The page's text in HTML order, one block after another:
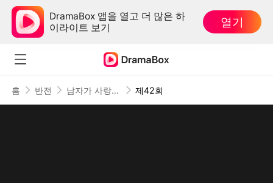
DramaBox 앱을 열고 더 많은 하
이라이트 보기
열기
홈 반전 남자가 사랑하지 않을 때 제42회